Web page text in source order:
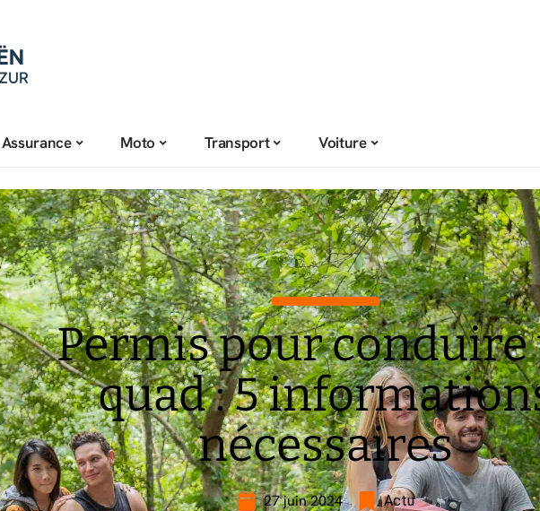
Assurance Moto Transport Voiture
Permis pour conduire
quad : 5
nécessaires
27 juin 2024 Actu